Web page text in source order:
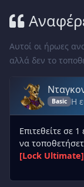
Αυτοί οι ήρωες
αλλά δεν το
Basic Η
Επιτεθείτε σε
να
[Lock Ultimate]